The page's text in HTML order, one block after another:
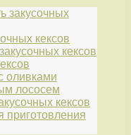
закусочных
кексов
кексов
оливками
лососем
кексов
приготовления